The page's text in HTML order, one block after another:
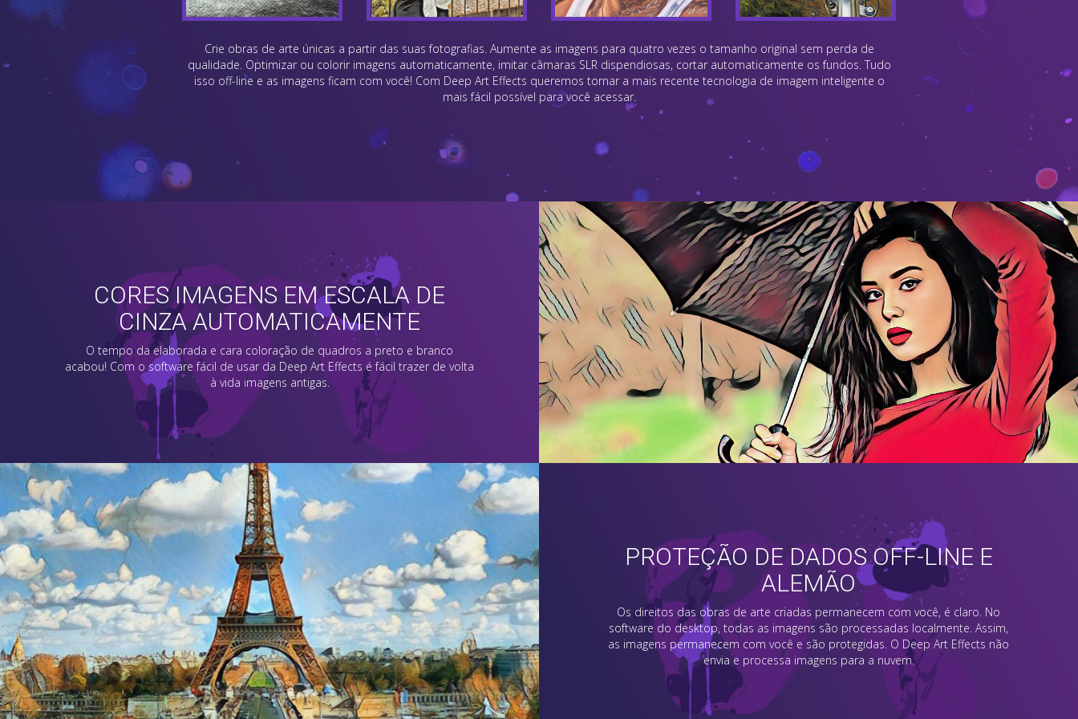
Crie obras de arte únicas a partir das suas fotografias. Aumente as imagens para quatro vezes o tamanho original sem perda de
qualidade. Optimizar ou colorir imagens automaticamente, imitar câmaras SLR dispendiosas, cortar automaticamente os fundos. Tudo
isso off-line e as imagens ficam com você! Com Deep Art Effects queremos tornar a mais recente tecnologia de imagem inteligente o
mais fácil possível para você acessar.
CORES IMAGENS EM ESCALA DE
CINZA AUTOMATICAMENTE
O tempo da elaborada e cara coloração de quadros a preto e branco
acabou! Com o software fácil de usar da Deep Art Effects é fácil trazer de volta
à vida imagens antigas.
PROTEÇÃO DE DADOS OFF-LINE E
ALEMÃO
Os direitos das obras de arte criadas permanecem com você, é claro. No
software do desktop, todas as imagens são processadas localmente. Assim,
as imagens permanecem com você e são protegidas. O Deep Art Effects não
envia e processa imagens para a nuvem.